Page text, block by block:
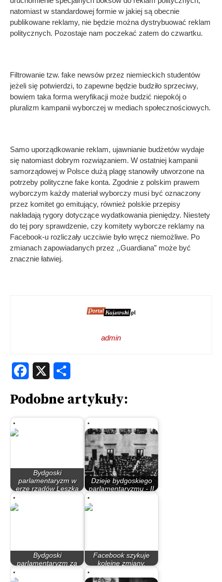
natomiast w standardowej formie w jakiej są obecnie
publikowane reklamy, nie będzie można dystrybuować reklam
politycznych. Pozostaje nam poczekać zatem do czwartku.
Filtrowanie tzw. fake newsów przez niemieckich studentów
jeżeli się potwierdzi, to zapewne będzie budziło sprzeciwy,
bowiem taka forma weryfikacji może budzić niepokój o
pluralizm kampanii wyborczej w mediach społecznościowych.
Samo uporządkowanie reklam, ujawnianie budżetów wydaje
się natomiast dobrym rozwiązaniem. W ostatniej kampanii
samorządowej w Polsce dużą plagę stanowiły utworzone na
potrzeby polityczne fake konta. Zgodnie z polskim prawem
wyborczym każdy materiał wyborczy musi być oznaczony
przez komitet go emitujący, również polskie przepisy
nakładają rygory dotyczące wydatkowania pieniędzy. Niestety
do tej pory sprawdzenie, czy komitety wyborcze reklamy na
Facebook-u rozliczały uczciwie było wręcz niemożliwe. Po
zmianach zapowiadanych przez ,,Guardiana” może być
znacznie łatwiej.
admin
Facebook
Podobne artykuły:
Bydgoski
parlamentaryzm w
erze rządów Leszka
Dzieje bydgoskiego
parlamentaryzmu - II
Bydgoski
parlamentaryzm za
Facebook szykuje
kolejne zmiany.